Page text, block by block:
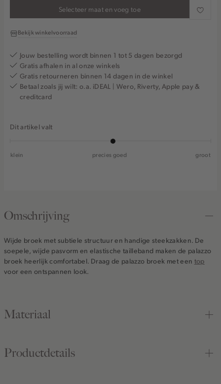
Selecteer maat en voeg toe
Bekijk winkelvoorraad
Jouw bestelling wordt binnen 1 tot 5 dagen bezorgd
Gratis afhalen in al onze winkels
Gratis retourneren binnen 14 dagen in de winkel
Betaal zoals jij wilt: o.a. iDEAL | Wero, Riverty, Apple pay &
creditcard
Dit artikel valt
klein precies goed groot
Omschrijving
Wijde broek met subtiele structuur en handige steekzakken. De
soepele, wijde pasvorm en elastische tailleband maken de palazzo
broek heerlijk comfortabel. Draag de palazzo broek met een top
voor een ontspannen look.
Materiaal
Productdetails